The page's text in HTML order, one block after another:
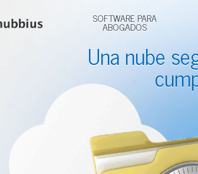
SOFTWARE PARA
ABOGADOS
Una nube